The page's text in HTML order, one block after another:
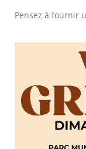
Pensez à fournir